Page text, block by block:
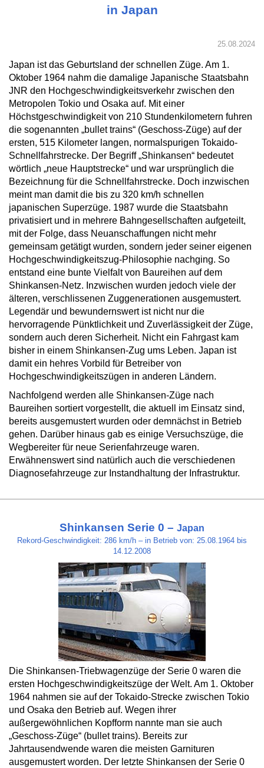
in Japan
25.08.2024
Japan ist das Geburtsland der schnellen Züge. Am 1.
Oktober 1964 nahm die damalige Japanische Staatsbahn
JNR den Hochgeschwindigkeitsverkehr zwischen den
Metropolen Tokio und Osaka auf. Mit einer
Höchstgeschwindigkeit von 210 Stundenkilometern fuhren
die sogenannten „bullet trains“ (Geschoss-Züge) auf der
ersten, 515 Kilometer langen, normalspurigen Tokaido-
Schnellfahrstrecke. Der Begriff „Shinkansen“ bedeutet
wörtlich „neue Hauptstrecke“ und war ursprünglich die
Bezeichnung für die Schnellfahrstrecke. Doch inzwischen
meint man damit die bis zu 320 km/h schnellen
japanischen Superzüge. 1987 wurde die Staatsbahn
privatisiert und in mehrere Bahngesellschaften aufgeteilt,
mit der Folge, dass Neuanschaffungen nicht mehr
gemeinsam getätigt wurden, sondern jeder seiner eigenen
Hochgeschwindigkeitszug-Philosophie nachging. So
entstand eine bunte Vielfalt von Baureihen auf dem
Shinkansen-Netz. Inzwischen wurden jedoch viele der
älteren, verschlissenen Zuggenerationen ausgemustert.
Legendär und bewundernswert ist nicht nur die
hervorragende Pünktlichkeit und Zuverlässigkeit der Züge,
sondern auch deren Sicherheit. Nicht ein Fahrgast kam
bisher in einem Shinkansen-Zug ums Leben. Japan ist
damit ein hehres Vorbild für Betreiber von
Hochgeschwindigkeitszügen in anderen Ländern.
Nachfolgend werden alle Shinkansen-Züge nach
Baureihen sortiert vorgestellt, die aktuell im Einsatz sind,
bereits ausgemustert wurden oder demnächst in Betrieb
gehen. Darüber hinaus gab es einige Versuchszüge, die
Wegbereiter für neue Serienfahrzeuge waren.
Erwähnenswert sind natürlich auch die verschiedenen
Diagnosefahrzeuge zur Instandhaltung der Infrastruktur.
Shinkansen Serie 0 – Japan
Rekord-Geschwindigkeit: 286 km/h – in Betrieb von: 25.08.1964 bis
14.12.2008
Die Shinkansen-Triebwagenzüge der Serie 0 waren die
ersten Hochgeschwindigkeitszüge der Welt. Am 1. Oktober
1964 nahmen sie auf der Tokaido-Strecke zwischen Tokio
und Osaka den Betrieb auf. Wegen ihrer
außergewöhnlichen Kopfform nannte man sie auch
„Geschoss-Züge“ (bullet trains). Bereits zur
Jahrtausendwende waren die meisten Garnituren
ausgemustert worden. Der letzte Shinkansen der Serie 0